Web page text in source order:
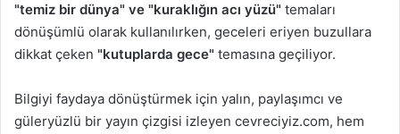
"temiz bir dünya" ve "kuraklığın acı yüzü" temaları
dönüşümlü olarak kullanılırken, geceleri eriyen buzullara
dikkat çeken "kutuplarda gece" temasına geçiliyor.
Bilgiyi faydaya dönüştürmek için yalın, paylaşımcı ve
güleryüzlü bir yayın çizgisi izleyen cevreciyiz.com, hem